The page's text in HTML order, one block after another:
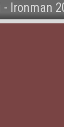
Ironman